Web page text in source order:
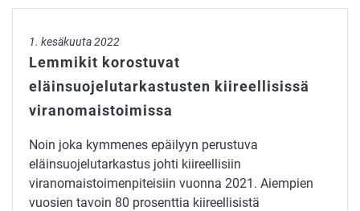
1. kesäkuuta 2022
Lemmikit korostuvat
eläinsuojelutarkastusten kiireellisissä
viranomaistoimissa
Noin joka kymmenes epäilyyn perustuva
eläinsuojelutarkastus johti kiireellisiin
viranomaistoimenpiteisiin vuonna 2021. Aiempien
vuosien tavoin 80 prosenttia kiireellisistä